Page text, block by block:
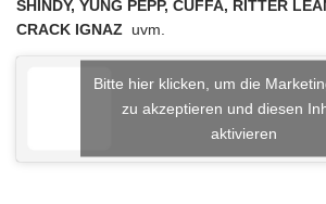
SHINDY, YUNG PEPP, CUFFA, RITTER
CRACK IGNAZ
uvm.
Bitte hier klicken, um die
zu akzeptieren und diesen
aktivieren